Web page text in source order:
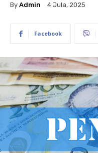
By Admin 4 Jula, 2025
Facebook